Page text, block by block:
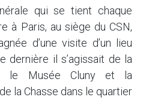
qui se tient chaque
à Paris, au siège du CSN,
d’une visite d’un lieu
dernière il s’agissait de la
le Musée Cluny et la
la Chasse dans le quartier